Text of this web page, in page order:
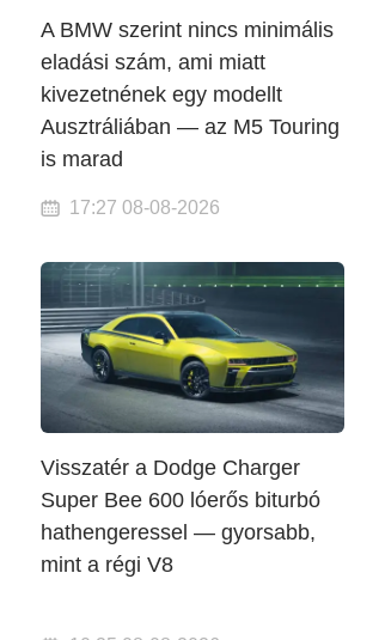
A BMW szerint nincs minimális
eladási szám, ami miatt
kivezetnének egy modellt
Ausztráliában — az M5 Touring
is marad
17:27 08-08-2026
Visszatér a Dodge Charger
Super Bee 600 lóerős biturbó
hathengeressel — gyorsabb,
mint a régi V8